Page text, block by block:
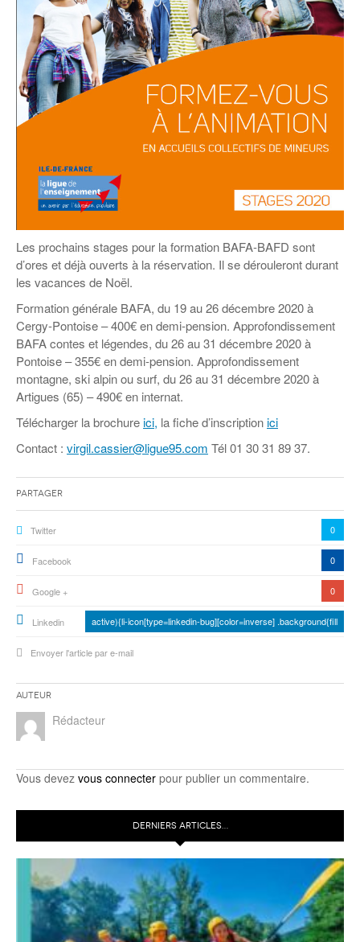
Malle pédagogique « Parcours d’exils
d’hier et d’aujourd’hui »
Espace bénévoles
Story play’r
La ligue 95 et Recyclivre
Lutte contre l’illettrisme
Education aux médias
Les veilleurs de l’info
Education verte
Formation Eco-délégué.es
Actualité Ecole
… Formations BAFD
Pour s’inscrire
Actualités loisirs
Les prochains stages pour la formation BAFA-BAFD sont
d’ores et déjà ouverts à la réservation. Il se dérouleront durant
les vacances de Noël.
Formation générale BAFA, du 19 au 26 décembre 2020 à
Cergy-Pontoise – 400€ en demi-pension. Approfondissement
BAFA contes et légendes, du 26 au 31 décembre 2020 à
Pontoise – 355€ en demi-pension. Approfondissement
montagne, ski alpin ou surf, du 26 au 31 décembre 2020 à
Artigues (65) – 490€ en internat.
Télécharger la brochureici, la fiche d’inscriptionici
Contact : virgil.cassier@ligue95.com Tél 01 30 31 89 37.
Partager
Twitter 0
Facebook 0
Google + 0
Linkedin active){li-icon[type=linkedin-bug][color=inverse] .background{fill
Envoyer l'article par e-mail
Auteur
Rédacteur
Vous devez vous connecter pour publier un commentaire.
DERNIERS ARTICLES…